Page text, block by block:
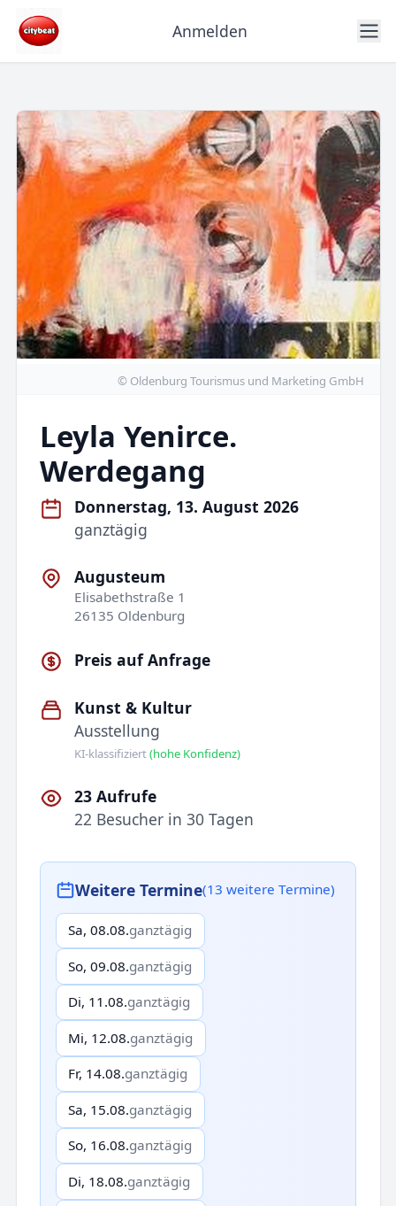
Anmelden
© Oldenburg Tourismus und Marketing GmbH
Leyla Yenirce.
Werdegang
Donnerstag, 13. August 2026
ganztägig
Augusteum
Elisabethstraße 1
26135 Oldenburg
Preis auf Anfrage
Kunst & Kultur
Ausstellung
KI-klassifiziert(hohe Konfidenz)
23 Aufrufe
22 Besucher in 30 Tagen
Weitere Termine(13 weitere Termine)
Sa, 08.08.ganztägig
So, 09.08.ganztägig
Di, 11.08.ganztägig
Mi, 12.08.ganztägig
Fr, 14.08.ganztägig
Sa, 15.08.ganztägig
So, 16.08.ganztägig
Di, 18.08.ganztägig